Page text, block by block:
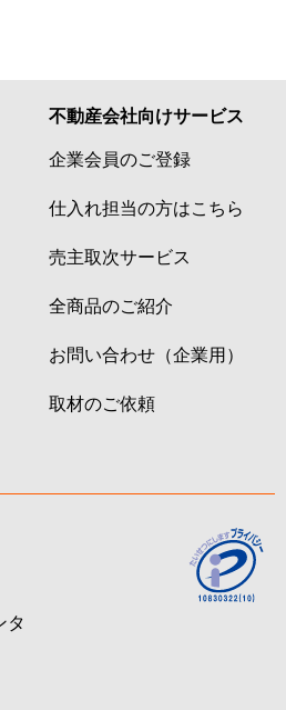
不動産会社向けサービス
企業会員のご登録
仕入れ担当の方はこちら
売主取次サービス
全商品のご紹介
お問い合わせ（企業用）
取材のご依頼
タ